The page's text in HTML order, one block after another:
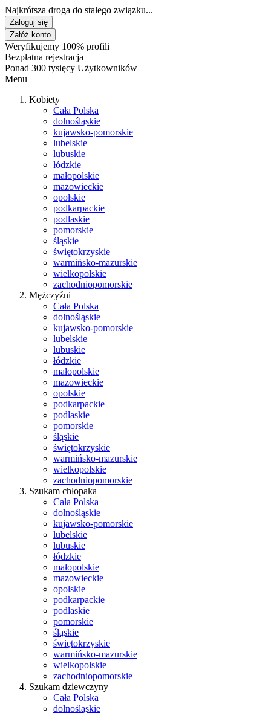
Najkrótsza droga do stałego związku...
Zaloguj się
Załóż konto
Weryfikujemy 100% profili
Bezpłatna rejestracja
Ponad 300 tysięcy Użytkowników
Menu
Kobiety
Cała Polska
dolnośląskie
kujawsko-pomorskie
lubelskie
lubuskie
łódzkie
małopolskie
mazowieckie
opolskie
podkarpackie
podlaskie
pomorskie
śląskie
świętokrzyskie
warmińsko-mazurskie
wielkopolskie
zachodniopomorskie
Mężczyźni
Cała Polska
dolnośląskie
kujawsko-pomorskie
lubelskie
lubuskie
łódzkie
małopolskie
mazowieckie
opolskie
podkarpackie
podlaskie
pomorskie
śląskie
świętokrzyskie
warmińsko-mazurskie
wielkopolskie
zachodniopomorskie
Szukam chłopaka
Cała Polska
dolnośląskie
kujawsko-pomorskie
lubelskie
lubuskie
łódzkie
małopolskie
mazowieckie
opolskie
podkarpackie
podlaskie
pomorskie
śląskie
świętokrzyskie
warmińsko-mazurskie
wielkopolskie
zachodniopomorskie
Szukam dziewczyny
Cała Polska
dolnośląskie